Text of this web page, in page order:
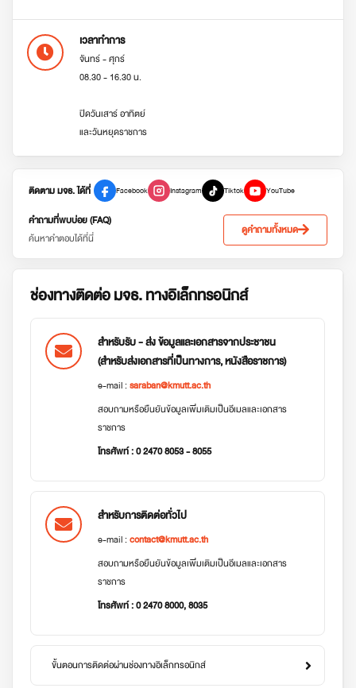
เวลาทำการ
จันทร์ - ศุกร์
08.30 - 16.30 น.
ปิดวันเสาร์ อาทิตย์
และวันหยุดราชการ
ติดตาม มจธ. ได้ที่ Facebook Instagram Tiktok YouTube
คำถามที่พบบ่อย (FAQ)
ค้นหาคำตอบได้ที่นี่
ดูคำถามทั้งหมด
ช่องทางติดต่อ มจธ. ทางอิเล็กทรอนิกส์
สำหรับรับ - ส่ง ข้อมูลและเอกสารจากประชาชน
(สำหรับส่งเอกสารที่เป็นทางการ, หนังสือราชการ)
e-mail :saraban@kmutt.ac.th
สอบถามหรือยืนยันข้อมูลเพิ่มเติมเป็นอีเมลและเอกสาร
ราชการ
โทรศัพท์ : 0 2470 8053 - 8055
สำหรับการติดต่อทั่วไป
e-mail :contact@kmutt.ac.th
สอบถามหรือยืนยันข้อมูลเพิ่มเติมเป็นอีเมลและเอกสาร
ราชการ
โทรศัพท์ : 0 2470 8000, 8035
ขั้นตอนการติดต่อผ่านช่องทางอิเล็กทรอนิกส์